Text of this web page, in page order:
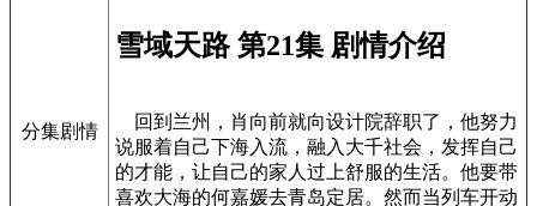
分集剧情
雪域天路 第21集 剧情介绍
回到兰州，肖向前就向设计院辞职了，他努力
说服着自己下海入流，融入大千社会，发挥自己
的才能，让自己的家人过上舒服的生活。他要带
喜欢大海的何嘉媛去青岛定居。然而当列车开动